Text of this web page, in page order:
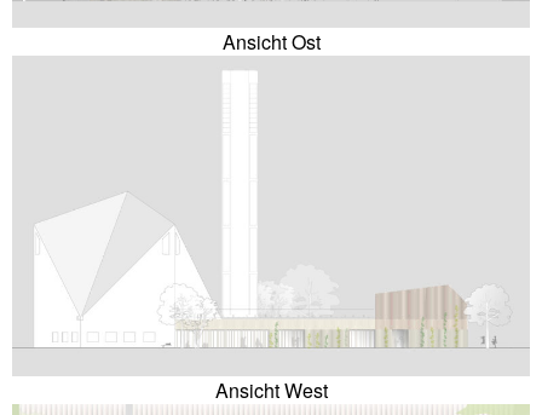
Ansicht Ost
Ansicht West